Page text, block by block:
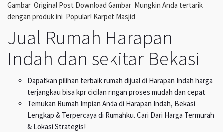
Gambar Original Post Download Gambar Mungkin Anda tertarik
dengan produk ini Popular! Karpet Masjid
Jual Rumah Harapan
Indah dan sekitar Bekasi
Dapatkan pilihan terbaik rumah dijual di Harapan Indah harga
terjangkau bisa kpr cicilan ringan proses mudah dan cepat
Temukan Rumah Impian Anda di Harapan Indah, Bekasi
Lengkap & Terpercaya di Rumahku. Cari Dari Harga Termurah
& Lokasi Strategis!